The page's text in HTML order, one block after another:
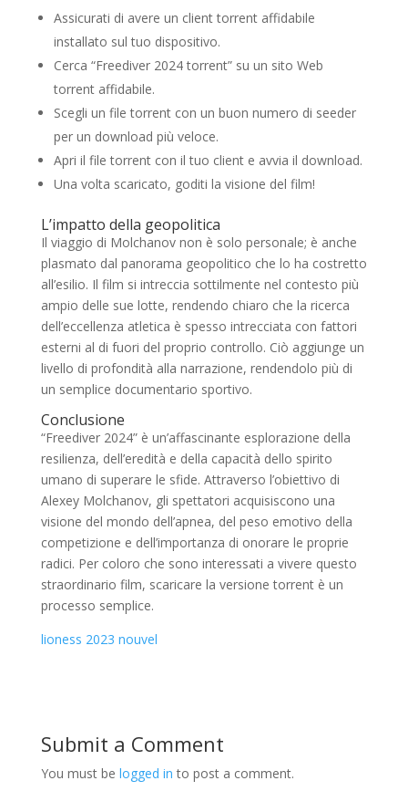
Assicurati di avere un client torrent affidabile
installato sul tuo dispositivo.
Cerca “Freediver 2024 torrent” su un sito Web
torrent affidabile.
Scegli un file torrent con un buon numero di seeder
per un download più veloce.
Apri il file torrent con il tuo client e avvia il download.
Una volta scaricato, goditi la visione del film!
L’impatto della geopolitica
Il viaggio di Molchanov non è solo personale; è anche
plasmato dal panorama geopolitico che lo ha costretto
all’esilio. Il film si intreccia sottilmente nel contesto più
ampio delle sue lotte, rendendo chiaro che la ricerca
dell’eccellenza atletica è spesso intrecciata con fattori
esterni al di fuori del proprio controllo. Ciò aggiunge un
livello di profondità alla narrazione, rendendolo più di
un semplice documentario sportivo.
Conclusione
“Freediver 2024” è un’affascinante esplorazione della
resilienza, dell’eredità e della capacità dello spirito
umano di superare le sfide. Attraverso l’obiettivo di
Alexey Molchanov, gli spettatori acquisiscono una
visione del mondo dell’apnea, del peso emotivo della
competizione e dell’importanza di onorare le proprie
radici. Per coloro che sono interessati a vivere questo
straordinario film, scaricare la versione torrent è un
processo semplice.
lioness 2023 nouvel
Submit a Comment
You must be logged in to post a comment.